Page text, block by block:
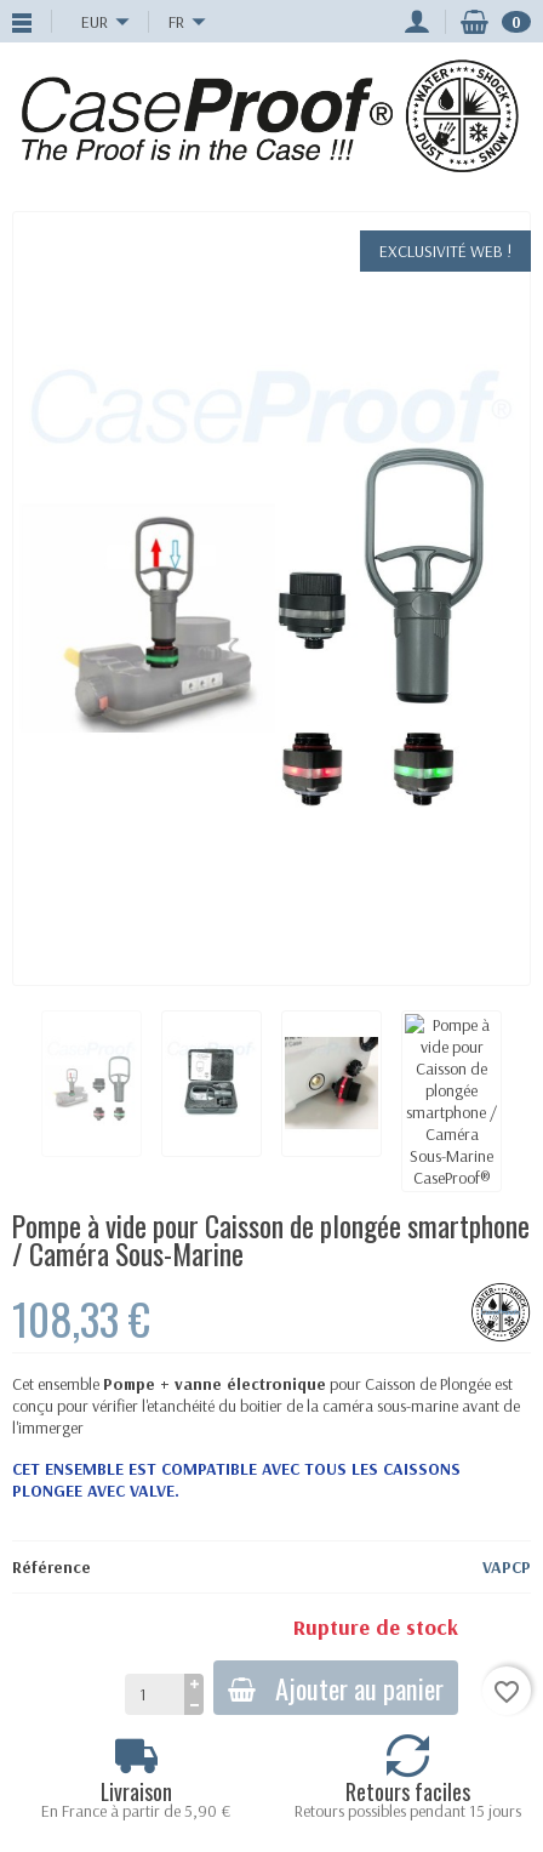
EUR FR 0
EXCLUSIVITÉ WEB !
Pompe à vide pour Caisson de plongée smartphone
/ Caméra Sous-Marine
108,33 €
Cet ensemble Pompe + vanne électronique pour Caisson de Plongée est
conçu pour vérifier l'etanchéité du boitier de la caméra sous-marine avant de
l'immerger
CET ENSEMBLE EST COMPATIBLE AVEC TOUS LES CAISSONS
PLONGEE AVEC VALVE.
Référence VAPCP
Rupture de stock
Ajouter au panier favorite_border
Livraison
En France à partir de 5,90 €
Retours faciles
Retours possibles pendant 15 jours